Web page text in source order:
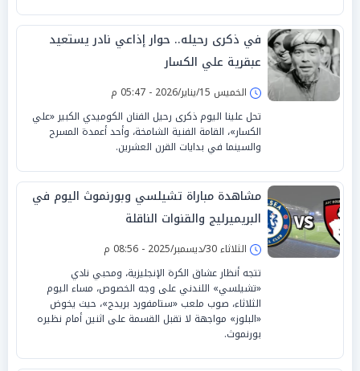
في ذكرى رحيله.. حوار إذاعي نادر يستعيد
عبقرية علي الكسار
الخميس 15/يناير/2026 - 05:47 م
تحل علينا اليوم ذكرى رحيل الفنان الكوميدي الكبير «علي
الكسار»، القامة الفنية الشامخة، وأحد أعمدة المسرح
والسينما في بدايات القرن العشرين.
مشاهدة مباراة تشيلسي وبورنموث اليوم في
البريميرليج والقنوات الناقلة
الثلاثاء 30/ديسمبر/2025 - 08:56 م
تتجه أنظار عشاق الكرة الإنجليزية، ومحبي نادي
«تشيلسي» اللندني على وجه الخصوص، مساء اليوم
الثلاثاء، صوب ملعب «ستامفورد بريدج»، حيث يخوض
«البلوز» مواجهة لا تقبل القسمة على اثنين أمام نظيره
بورنموث.